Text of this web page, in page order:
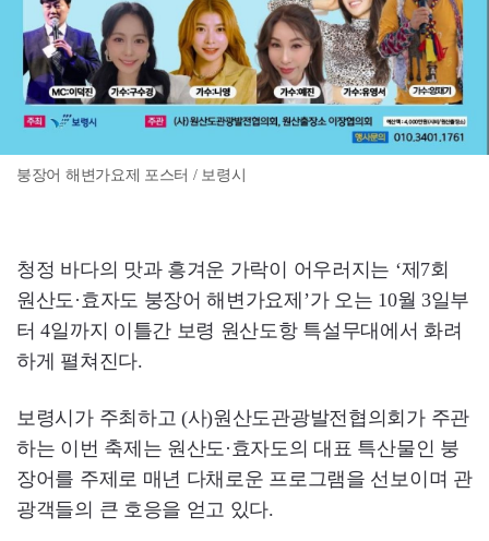
붕장어 해변가요제 포스터 / 보령시
청정 바다의 맛과 흥겨운 가락이 어우러지는 ‘제7회
원산도·효자도 붕장어 해변가요제’가 오는 10월 3일부
터 4일까지 이틀간 보령 원산도항 특설무대에서 화려
하게 펼쳐진다.
보령시가 주최하고 (사)원산도관광발전협의회가 주관
하는 이번 축제는 원산도·효자도의 대표 특산물인 붕
장어를 주제로 매년 다채로운 프로그램을 선보이며 관
광객들의 큰 호응을 얻고 있다.